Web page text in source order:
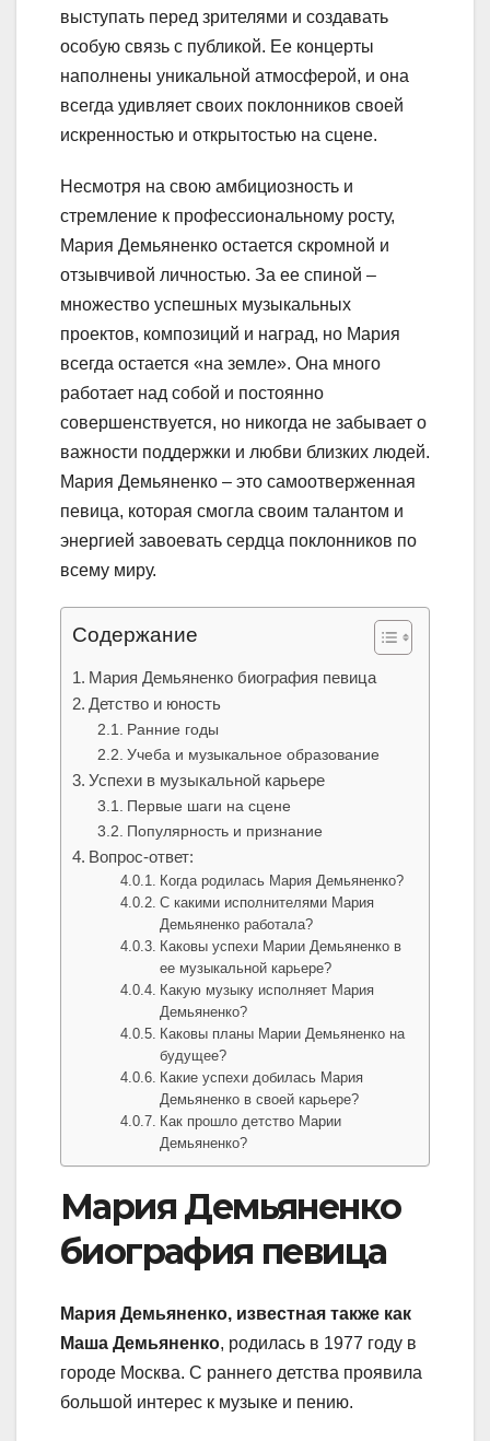
выступать перед зрителями и создавать
особую связь с публикой. Ее концерты
наполнены уникальной атмосферой, и она
всегда удивляет своих поклонников своей
искренностью и открытостью на сцене.
Несмотря на свою амбициозность и
стремление к профессиональному росту,
Мария Демьяненко остается скромной и
отзывчивой личностью. За ее спиной –
множество успешных музыкальных
проектов, композиций и наград, но Мария
всегда остается «на земле». Она много
работает над собой и постоянно
совершенствуется, но никогда не забывает о
важности поддержки и любви близких людей.
Мария Демьяненко – это самоотверженная
певица, которая смогла своим талантом и
энергией завоевать сердца поклонников по
всему миру.
Содержание
Мария Демьяненко биография певица
Детство и юность
Ранние годы
Учеба и музыкальное образование
Успехи в музыкальной карьере
Первые шаги на сцене
Популярность и признание
Вопрос-ответ:
Когда родилась Мария Демьяненко?
С какими исполнителями Мария
Демьяненко работала?
Каковы успехи Марии Демьяненко в
ее музыкальной карьере?
Какую музыку исполняет Мария
Демьяненко?
Каковы планы Марии Демьяненко на
будущее?
Какие успехи добилась Мария
Демьяненко в своей карьере?
Как прошло детство Марии
Демьяненко?
Мария Демьяненко
биография певица
Мария Демьяненко, известная также как
Маша Демьяненко, родилась в 1977 году в
городе Москва. С раннего детства проявила
большой интерес к музыке и пению.